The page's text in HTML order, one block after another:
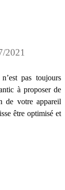
2021
à proposer de
de votre appareil
être optimisé et